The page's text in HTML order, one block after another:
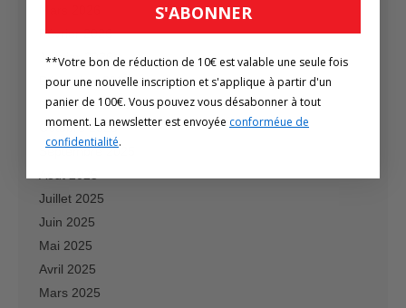
Février 2026
Janvier 2026
Décembre 2025
Novembre 2025
Octobre 2025
Septembre 2025
Juillet 2025
Juin 2025
Mai 2025
Avril 2025
Mars 2025
S'ABONNER
**Votre bon de réduction de 10€ est valable une seule fois
pour une nouvelle inscription et s'applique à partir d'un
panier de 100€. Vous pouvez vous désabonner à tout
moment. La newsletter est envoyée conforméue de
confidentialité.